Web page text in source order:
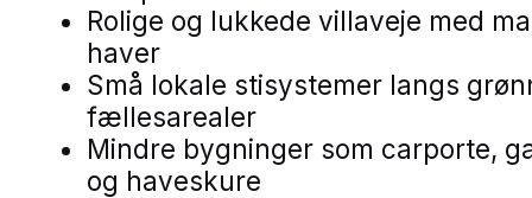
Rolige og lukkede villaveje med
haver
Små lokale stisystemer langs
fællesarealer
Mindre bygninger som carporte,
og haveskure